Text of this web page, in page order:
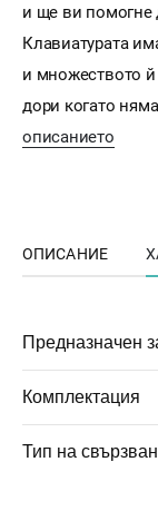
и ще ви помогне
Клавиатурата
и множеството й
дори когато
описанието
ОПИСАНИЕ
Предназначен
Комплектация
Тип на